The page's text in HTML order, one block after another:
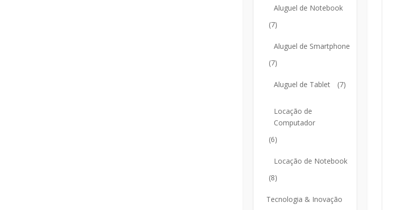
Aluguel de Notebook
(7)
Aluguel de Smartphone
(7)
Aluguel de Tablet (7)
Locação de
Computador
(6)
Locação de Notebook
(8)
Tecnologia & Inovação